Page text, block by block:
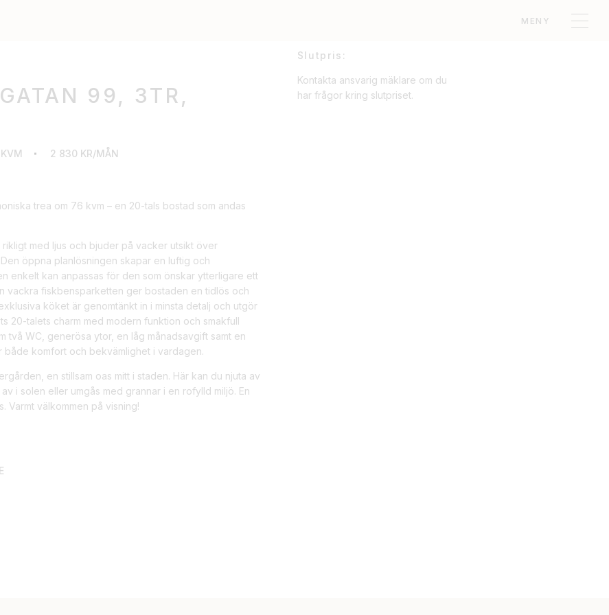
MENY
99, 3TR,
2 830 KR/MÅN
trea om 76 kvm – en 20-tals bostad som andas
med ljus och bjuder på vacker utsikt över
öppna planlösningen skapar en luftig och
enkelt kan anpassas för den som önskar ytterligare ett
vackra fiskbensparketten ger bostaden en tidlös och
köket är genomtänkt in i minsta detalj och utgör
20-talets charm med modern funktion och smakfull
två WC, generösa ytor, en låg månadsavgift samt en
både komfort och bekvämlighet i vardagen.
en stillsam oas mitt i staden. Här kan du njuta av
i solen eller umgås med grannar i en rofylld miljö. En
Varmt välkommen på visning!
Slutpris:
Kontakta ansvarig mäklare om du
har frågor kring slutpriset.